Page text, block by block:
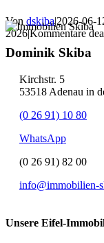
Von dskiba|2026-06-
2026|Kommentare
Dominik Skiba
Kirchstr. 5
53518 Adenau in
(0 26 91) 10 80
WhatsApp
(0 26 91) 82 00
info@immobilien-
Unsere Eifel-